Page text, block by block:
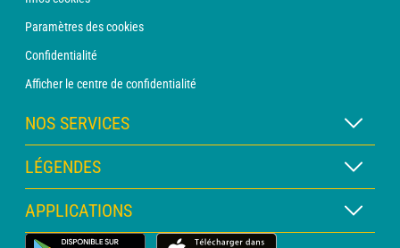
Paramètres des cookies
Confidentialité
Afficher le centre de confidentialité
NOS SERVICES
Abonnement METEO Xpert
Abonnement METEO PRO
Consultation avec un prévisionniste
LÉGENDES
Légende des cartes
Légende des pictogrammes
APPLICATIONS